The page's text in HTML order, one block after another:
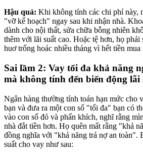
Hậu quả: Khi không tính các chi phí này,
"vỡ kế hoạch" ngay sau khi nhận nhà.
dành cho nội thất, sửa chữa bỗng nhiên
thêm với lãi suất cao. Hoặc tệ hơn, họ phải
huơ trống hoác nhiều tháng vì hết tiền mua
Sai lầm 2: Vay tối đa khả năng
mà không tính đến biến động lãi
Ngân hàng thường tính toán hạn mức cho
bạn và đưa ra một con số "tối đa" bạn có
vào con số đó và phấn khích, nghĩ rằng
nhà đắt tiền hơn. Họ quên mất rằng "khả
đồng nghĩa với "khả năng trả nợ an toàn".
suất cho vay như sau: